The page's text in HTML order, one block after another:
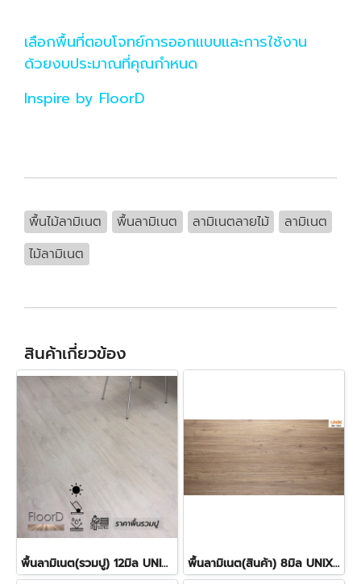
เลือกพื้นที่ตอบโจทย์การออกแบบและการใช้งาน
ด้วยงบประมาณที่คุณกำหนด
Inspire by FloorD
พื้นไม้ลามิเนต พื้นลามิเนต ลามิเนตลายไม้
ลามิเนต
ไม้ลามิเนต
สินค้าเกี่ยวข้อง
พื้นลามิเนต(รวมปู) 12มิล UNIX- SCG_10623 ราคา550บาท/ตร.ม. พื้นลามิเนต(สินค้า) 8มิล UNIX- SCG_1067 ราคา290บาท/ตร.ม.